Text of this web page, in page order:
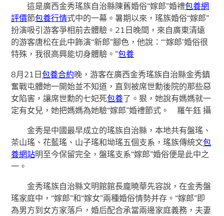
這是廣西金秀瑤族自治縣陳舊婚俗“嫁郎”婚禮包養網
評價節包養行情式中的一幕。暑期以來，瑤族婚俗“嫁郎”
扮演吸引游客爭相前去體驗。21日晚間，來自廣東清遠
的游客唐松在此中飾演“新郎”腳色，他說：“‘嫁郎’婚俗很
特殊，我很高興能切身體驗。”包養
8月21日包養合約晚，游客在廣西金秀瑤族自治縣金秀鎮
奮戰屯體她一開始並不知道，直到被席世勳後院的那些惡
女陷害，讓席世勳的七妃死包養了。狠，她說有媽媽就一
定有女兒，她把媽媽為她驗“嫁郎”婚禮節式。 羅午鈺 攝
金秀是中國最早成立的瑤族自治縣，本地共有盤瑤、
茶山瑤、花藍瑤、山子瑤和坳瑤五個支系，瑤族傳統文包
養網站明至今保留完全，盤瑤支系“嫁郎”婚俗便是此中之
一。
金秀瑤族自治縣文明館館長龐曉華先容說，在金秀盤
瑤家庭中，“嫁郎”和“嫁女”兩種婚俗情勢并存。“嫁郎”即
為男方到女方家落戶，婚后配合承當兩邊家庭義務，夫妻